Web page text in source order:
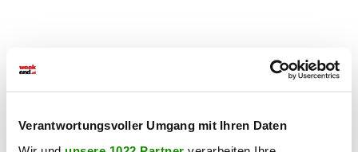
Verantwortungsvoller Umgang mit Ihren Daten
Das Haus wurde ca. 1980 errichtet und befindet sich in
einem ausgesprochen gepflegten Zustand. Es wurde